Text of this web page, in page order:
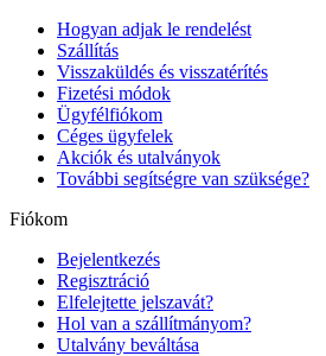
Hogyan adjak le rendelést
Szállítás
Visszaküldés és visszatérítés
Fizetési módok
Ügyfélfiókom
Céges ügyfelek
Akciók és utalványok
További segítségre van szüksége?
Fiókom
Bejelentkezés
Regisztráció
Elfelejtette jelszavát?
Hol van a szállítmányom?
Utalvány beváltása